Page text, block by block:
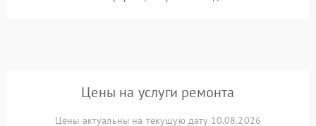
Цены на услуги ремонта
Цены актуальны на текущую дату 10.08.2026